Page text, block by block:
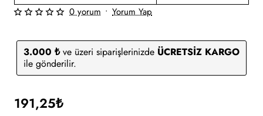
3.000 ₺ve üzeri siparişlerinizde ÜCRETSİZ KARGO
ile gönderilir.
0 yorum • Yorum Yap
191,25₺